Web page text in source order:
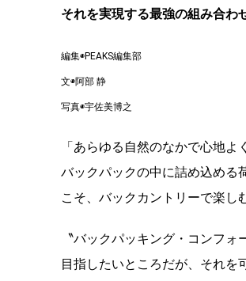
それを実現する最強の組み合わ
編集◉PEAKS編集部
文◉阿部 静
写真◉宇佐美博之
「あらゆる自然のなかで心地
バックパックの中に詰め込める
こそ、バックカントリーで楽し
〝バックパッキング・コンフ
目指したいところだが、それを